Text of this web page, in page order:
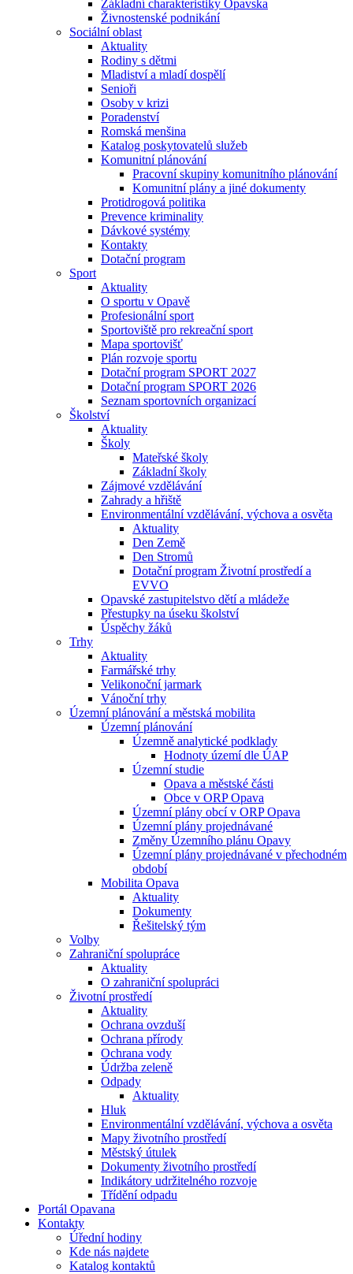
Základní charakteristiky Opavska
Živnostenské podnikání
Sociální oblast
Aktuality
Rodiny s dětmi
Mladiství a mladí dospělí
Senioři
Osoby v krizi
Poradenství
Romská menšina
Katalog poskytovatelů služeb
Komunitní plánování
Pracovní skupiny komunitního plánování
Komunitní plány a jiné dokumenty
Protidrogová politika
Prevence kriminality
Dávkové systémy
Kontakty
Dotační program
Sport
Aktuality
O sportu v Opavě
Profesionální sport
Sportoviště pro rekreační sport
Mapa sportovišť
Plán rozvoje sportu
Dotační program SPORT 2027
Dotační program SPORT 2026
Seznam sportovních organizací
Školství
Aktuality
Školy
Mateřské školy
Základní školy
Zájmové vzdělávání
Zahrady a hřiště
Environmentální vzdělávání, výchova a osvěta
Aktuality
Den Země
Den Stromů
Dotační program Životní prostředí a
EVVO
Opavské zastupitelstvo dětí a mládeže
Přestupky na úseku školství
Úspěchy žáků
Trhy
Aktuality
Farmářské trhy
Velikonoční jarmark
Vánoční trhy
Územní plánování a městská mobilita
Územní plánování
Územně analytické podklady
Hodnoty území dle ÚAP
Územní studie
Opava a městské části
Obce v ORP Opava
Územní plány obcí v ORP Opava
Územní plány projednávané
Změny Územního plánu Opavy
Územní plány projednávané v přechodném
období
Mobilita Opava
Aktuality
Dokumenty
Řešitelský tým
Volby
Zahraniční spolupráce
Aktuality
O zahraniční spolupráci
Životní prostředí
Aktuality
Ochrana ovzduší
Ochrana přírody
Ochrana vody
Údržba zeleně
Odpady
Aktuality
Hluk
Environmentální vzdělávání, výchova a osvěta
Mapy životního prostředí
Městský útulek
Dokumenty životního prostředí
Indikátory udržitelného rozvoje
Třídění odpadu
Portál Opavana
Kontakty
Úřední hodiny
Kde nás najdete
Katalog kontaktů